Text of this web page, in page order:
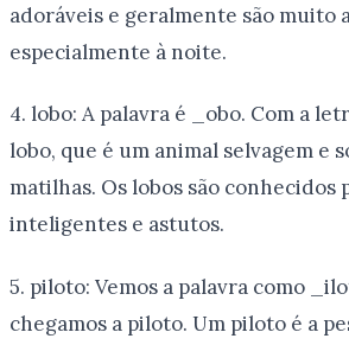
adoráveis e geralmente são muito
especialmente à noite.
4. lobo: A palavra é _obo. Com a
lobo, que é um animal selvagem e
matilhas. Os lobos são conhecidos
inteligentes e astutos.
5. piloto: Vemos a palavra como
chegamos a piloto. Um piloto é a